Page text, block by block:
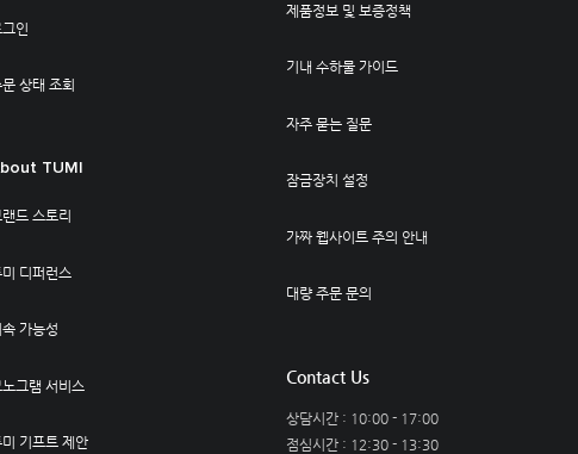
인
상태 조회
TUMI
드 스토리
디퍼런스
가능성
그램 서비스
기프트 제안
제품정보 및 보증정책
기내 수하물 가이드
자주 묻는 질문
잠금장치 설정
가짜 웹사이트 주의 안내
대량 주문 문의
Contact Us
상담시간 : 10:00 - 17:00
점심시간 : 12:30 - 13:30